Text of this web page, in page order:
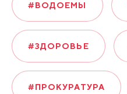
#ВОДОЕМЫ
#ЗДОРОВЬЕ
#ПРОКУРАТУРА